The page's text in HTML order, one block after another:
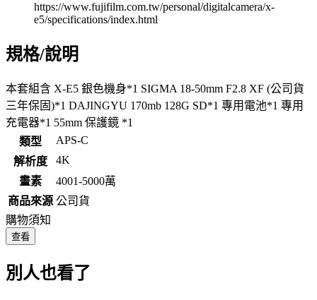
https://www.fujifilm.com.tw/personal/digitalcamera/x-
e5/specifications/index.html
規格/說明
本套組含 X-E5 銀色機身*1 SIGMA 18-50mm F2.8 XF (公司貨
三年保固)*1 DAJINGYU 170mb 128G SD*1 專用電池*1 專用
充電器*1 55mm 保護鏡 *1
類型
APS-C
解析度
4K
畫素
4001-5000萬
商品來源 公司貨
購物須知
查看
別人也看了